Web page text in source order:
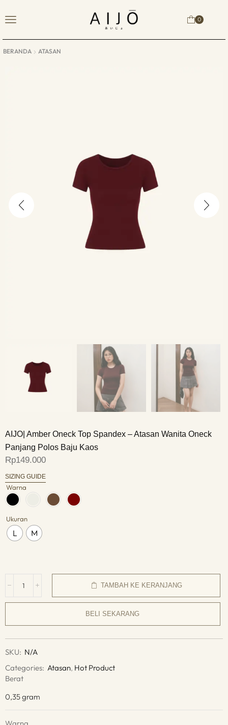
0
BERANDA ATASAN
AIJO| Amber Oneck Top Spandex – Atasan Wanita Oneck
Panjang Polos Baju Kaos
Rp149.000
SIZING GUIDE
Warna
Ukuran
L M
TAMBAH KE KERANJANG
BELI SEKARANG
SKU: N/A
Categories: Atasan, Hot Product
Berat
0,35 gram
Warna